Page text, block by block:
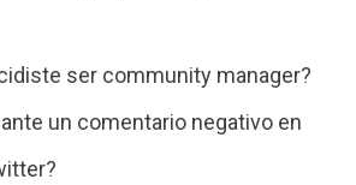
ser community manager?
un comentario negativo en